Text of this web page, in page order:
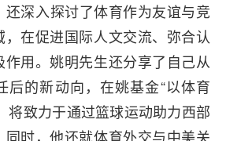
还深入探讨了体育作为友谊与竞
在促进国际人文交流、弥合认
用。姚明先生还分享了自己从
后的新动向，在姚基金“以体育
将致力于通过篮球运动助力西部
时，他还就体育外交与中美关